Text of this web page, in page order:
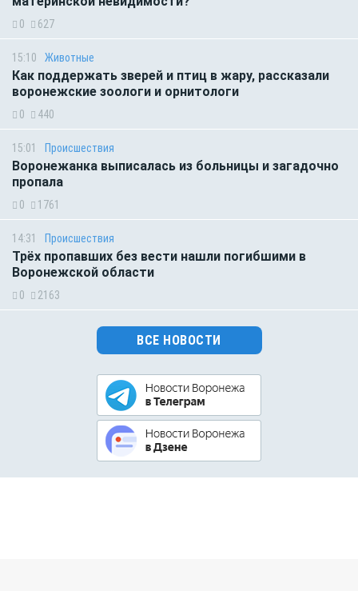
0 627
15:10 Животные
Как поддержать зверей и птиц в жару, рассказали
воронежские зоологи и орнитологи
0 440
15:01 Происшествия
Воронежанка выписалась из больницы и загадочно
пропала
0 1761
14:31 Происшествия
Трёх пропавших без вести нашли погибшими в
Воронежской области
0 2163
ВСЕ НОВОСТИ